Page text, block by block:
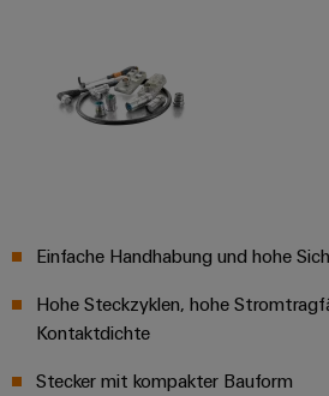
Einfache Handhabung und hohe
Hohe Steckzyklen, hohe
Kontaktdichte
Stecker mit kompakter Bauform